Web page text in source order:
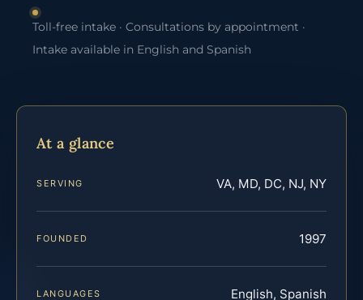
Toll-free intake · Consultations by appointment ·
Intake available in English and Spanish
At a glance
SERVING VA, MD, DC, NJ, NY
FOUNDED 1997
LANGUAGES English, Spanish